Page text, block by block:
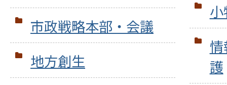
市政戦略本部・会議
地方創生
護